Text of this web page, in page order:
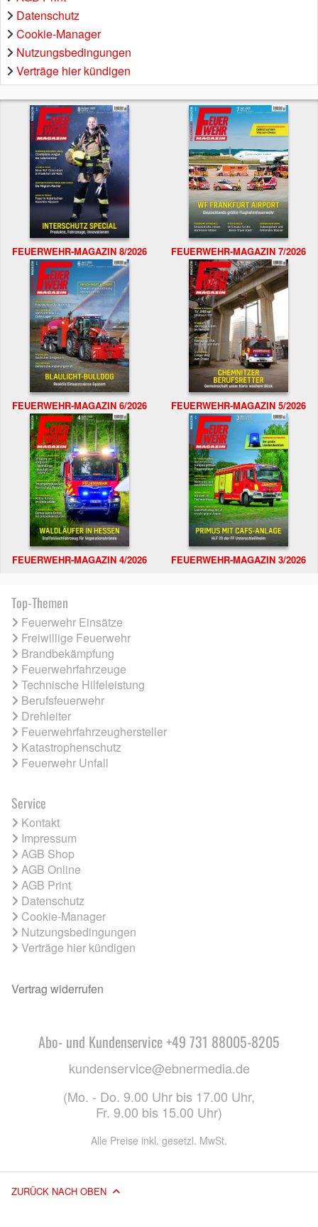
Datenschutz
Cookie-Manager
Nutzungsbedingungen
Verträge hier kündigen
FEUERWEHR-MAGAZIN 8/2026 FEUERWEHR-MAGAZIN 7/2026
FEUERWEHR-MAGAZIN 6/2026 FEUERWEHR-MAGAZIN 5/2026
FEUERWEHR-MAGAZIN 4/2026 FEUERWEHR-MAGAZIN 3/2026
Top-Themen
Feuerwehr Einsätze
Freiwillige Feuerwehr
Brandbekämpfung
Feuerwehrfahrzeuge
Technische Hilfeleistung
Berufsfeuerwehr
Drehleiter
Feuerwehrfahrzeughersteller
Katastrophenschutz
Feuerwehr Unfall
Service
Kontakt
Impressum
AGB Shop
AGB Online
AGB Print
Datenschutz
Cookie-Manager
Nutzungsbedingungen
Verträge hier kündigen
Vertrag widerrufen
Abo- und Kundenservice +49 731 88005-8205
kundenservice@ebnermedia.de
(Mo. - Do. 9.00 Uhr bis 17.00 Uhr,
Fr. 9.00 bis 15.00 Uhr)
Alle Preise inkl. gesetzl. MwSt.
ZURÜCK NACH OBEN